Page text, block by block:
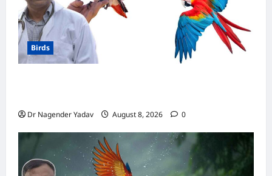
Birds
Dr Nagender Yadav August 8, 2026 0